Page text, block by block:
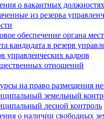
о вакантных
из резерва
обеспечение органа
кандидата в резерв
управленческих кадров
отношений
на право размещения
земельный
лесной контроль
о наличии свободных